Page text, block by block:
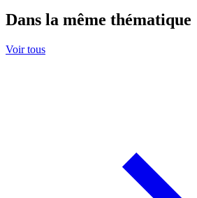
Dans la même thématique
Voir tous